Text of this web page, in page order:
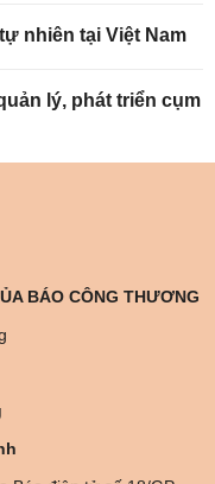
nhiên tại Việt Nam
lý, phát triển cụm
BÁO CÔNG THƯƠNG